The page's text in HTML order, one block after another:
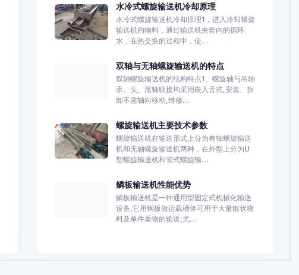
水冷式螺旋输送机冷却原理
水冷式螺旋输送机冷却原理1，进入冷却螺旋
输送机的物料，通过输送机夹套内的循环
水，在热交换的过程中，使...
双轴与无轴螺旋输送机的特点
双轴螺旋输送机的结构特点1、螺旋轴与吊轴
承、头、尾轴联接均采用嵌入舌式,安装、拆
卸不需轴向移动,维修...
螺旋输送机主要技术参数
螺旋输送机在输送形式上分为有轴螺旋输送
机和无轴螺旋输送机两种，在外型上分为U
型螺旋输送机和管式螺旋输...
鳞板输送机性能优势
鳞板输送机是一种通用型固定式机械化输送
设备,它用钢板做运载槽体可用于大量散状物
料及单件重物的输送;尤...